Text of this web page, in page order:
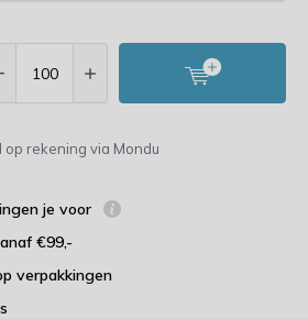
op rekening via Mondu
je voor
€99,-
verpakkingen